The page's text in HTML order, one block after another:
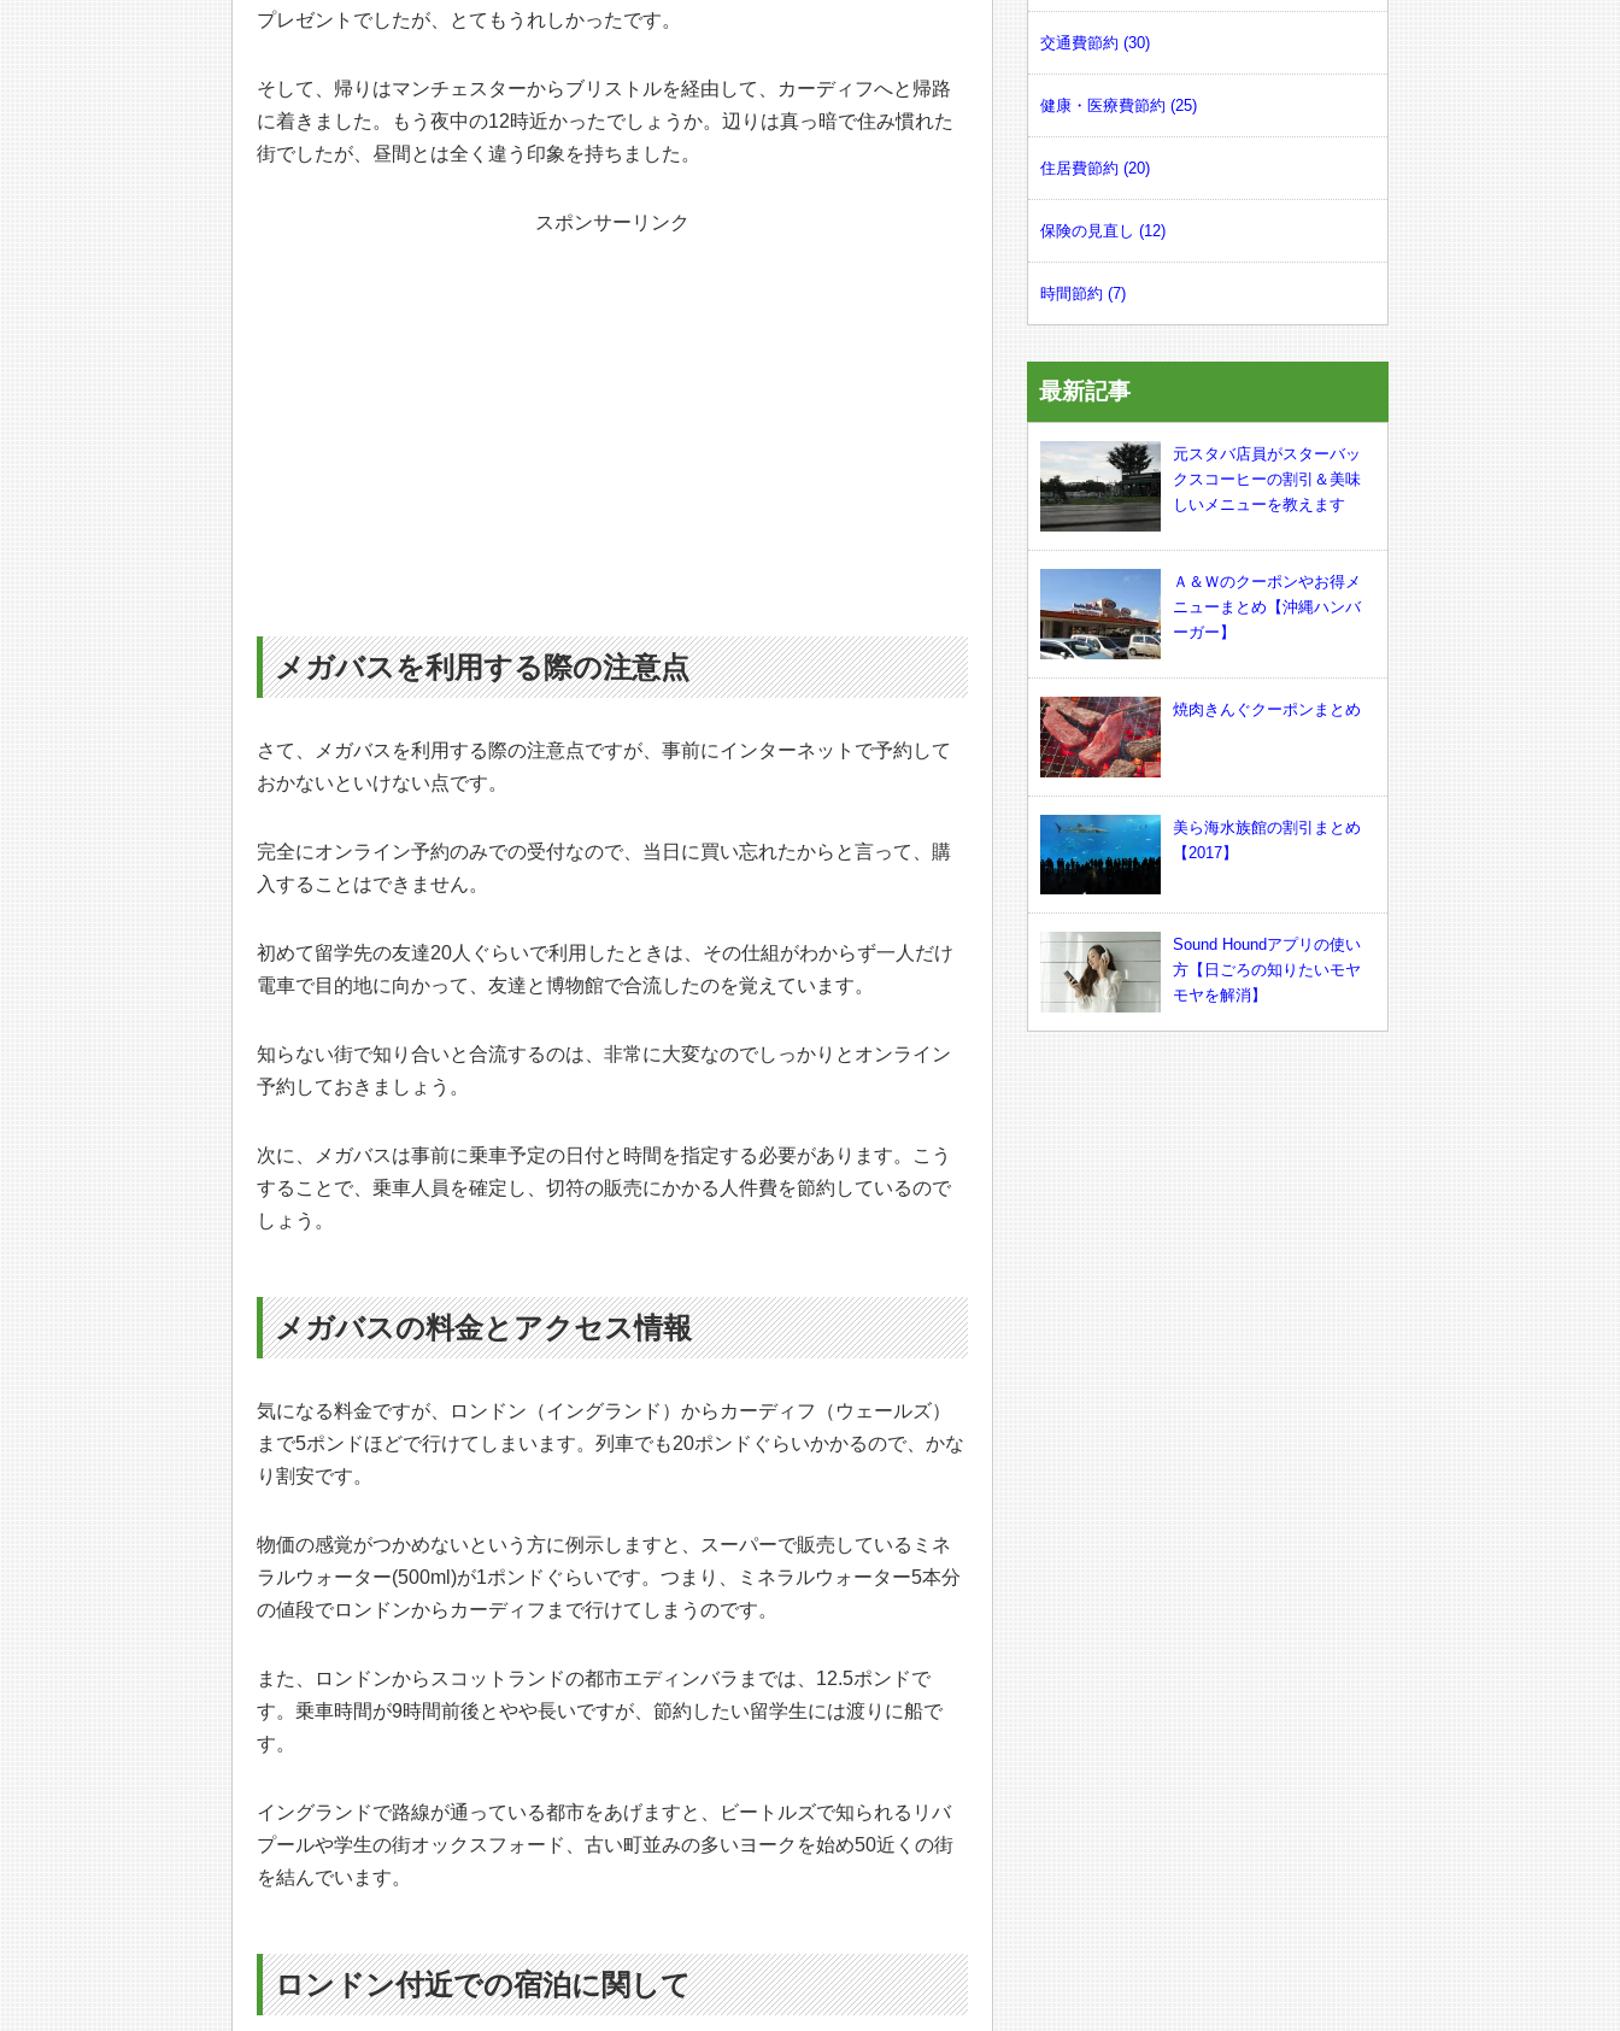
プレゼントでしたが、とてもうれしかったです。
そして、帰りはマンチェスターからブリストルを経由して、カーディフへと帰路
に着きました。もう夜中の12時近かったでしょうか。辺りは真っ暗で住み慣れた
街でしたが、昼間とは全く違う印象を持ちました。
スポンサーリンク
メガバスを利用する際の注意点
さて、メガバスを利用する際の注意点ですが、事前にインターネットで予約して
おかないといけない点です。
完全にオンライン予約のみでの受付なので、当日に買い忘れたからと言って、購
入することはできません。
初めて留学先の友達20人ぐらいで利用したときは、その仕組がわからず一人だけ
電車で目的地に向かって、友達と博物館で合流したのを覚えています。
知らない街で知り合いと合流するのは、非常に大変なのでしっかりとオンライン
予約しておきましょう。
次に、メガバスは事前に乗車予定の日付と時間を指定する必要があります。こう
することで、乗車人員を確定し、切符の販売にかかる人件費を節約しているので
しょう。
メガバスの料金とアクセス情報
気になる料金ですが、ロンドン（イングランド）からカーディフ（ウェールズ）
まで5ポンドほどで行けてしまいます。列車でも20ポンドぐらいかかるので、かな
り割安です。
物価の感覚がつかめないという方に例示しますと、スーパーで販売しているミネ
ラルウォーター(500ml)が1ポンドぐらいです。つまり、ミネラルウォーター5本分
の値段でロンドンからカーディフまで行けてしまうのです。
また、ロンドンからスコットランドの都市エディンバラまでは、12.5ポンドで
す。乗車時間が9時間前後とやや長いですが、節約したい留学生には渡りに船で
す。
イングランドで路線が通っている都市をあげますと、ビートルズで知られるリバ
プールや学生の街オックスフォード、古い町並みの多いヨークを始め50近くの街
を結んでいます。
ロンドン付近での宿泊に関して
交通費節約 (30)
健康・医療費節約 (25)
住居費節約 (20)
保険の見直し (12)
時間節約 (7)
最新記事
元スタバ店員がスターバッ
クスコーヒーの割引＆美味
しいメニューを教えます
Ａ＆Ｗのクーポンやお得メ
ニューまとめ【沖縄ハンバ
ーガー】
焼肉きんぐクーポンまとめ
美ら海水族館の割引まとめ
【2017】
Sound Houndアプリの使い
方【日ごろの知りたいモヤ
モヤを解消】